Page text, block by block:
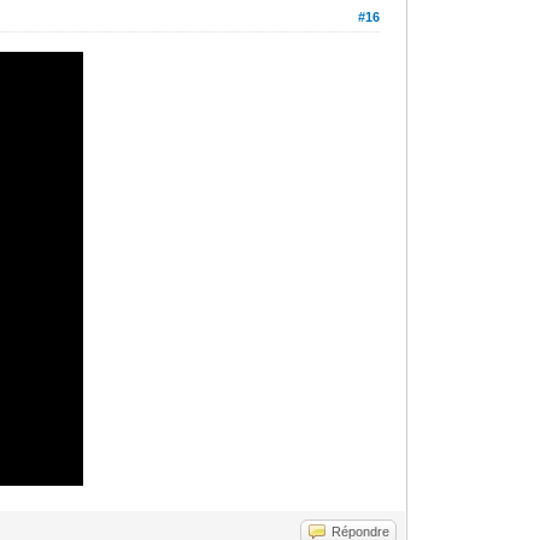
#16
Répondre